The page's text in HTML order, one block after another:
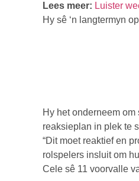
Lees meer: Luister
Hy sê ‘n langtermyn
Hy het onderneem
reaksieplan in plek te
“Dit moet reaktief en
rolspelers insluit om
Cele sê 11 voorvalle